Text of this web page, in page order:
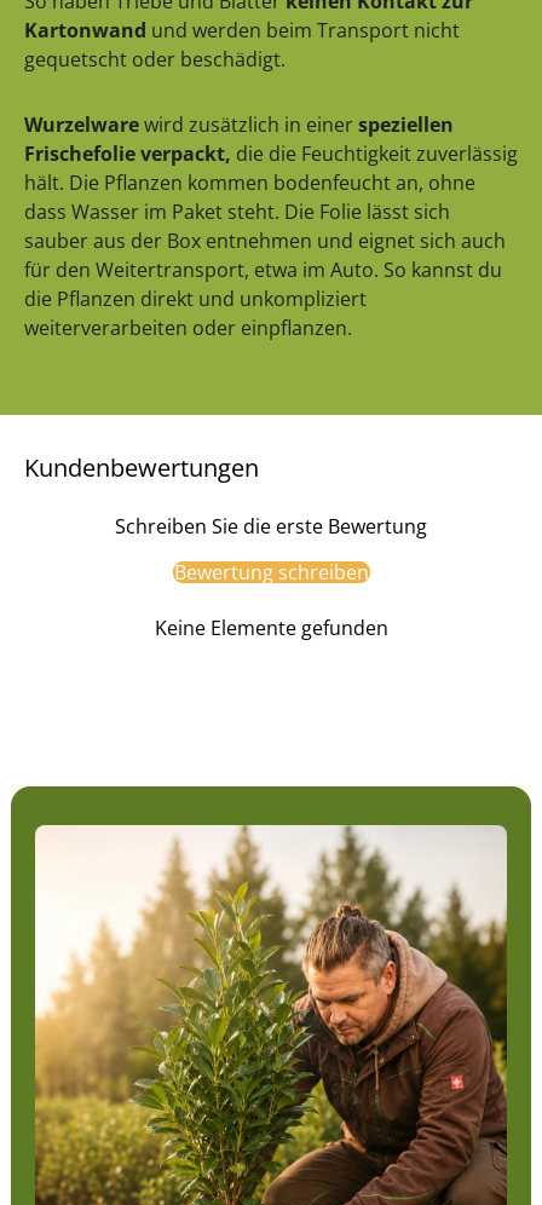
Kartonwand und werden beim Transport nicht
gequetscht oder beschädigt.
Wurzelwarewird zusätzlich in einerspeziellen
Frischefolie verpackt, die die Feuchtigkeit zuverlässig
hält. Die Pflanzen kommen bodenfeucht an, ohne
dass Wasser im Paket steht. Die Folie lässt sich
sauber aus der Box entnehmen und eignet sich auch
für den Weitertransport, etwa im Auto. So kannst du
die Pflanzen direkt und unkompliziert
weiterverarbeiten oder einpflanzen.
Kundenbewertungen
Schreiben Sie die erste Bewertung
Bewertung schreiben
Keine Elemente gefunden